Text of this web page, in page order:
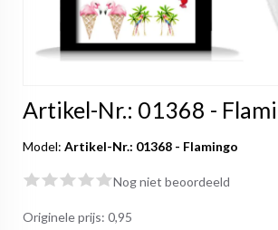
Artikel-Nr.: 01368 -
Model: Artikel-Nr.: 01368 - Flamingo
Nog niet beoordeeld
Originele prijs: 0,95